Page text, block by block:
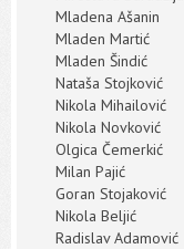
Mladena Ašanin
Mladen Martić
Mladen Šindić
Nataša Stojković
Nikola Mihailović
Nikola Novković
Olgica Čemerkić
Milan Pajić
Goran Stojaković
Nikola Beljić
Radislav Adamović